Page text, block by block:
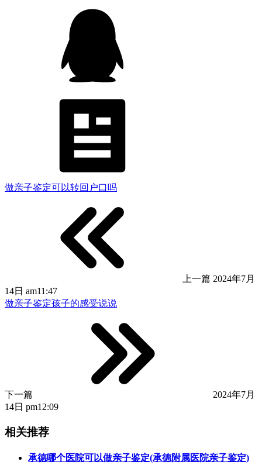
做亲子鉴定可以转回户口吗
上一篇 2024年7月
14日 am11:47
做亲子鉴定孩子的感受说说
下一篇
2024年7月
14日 pm12:09
相关推荐
承德哪个医院可以做亲子鉴定(承德附属医院亲子鉴定)